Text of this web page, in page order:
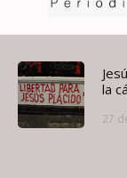
la
27